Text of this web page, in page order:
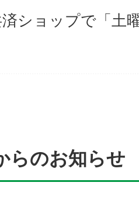
済ショップで「
らのお知らせ